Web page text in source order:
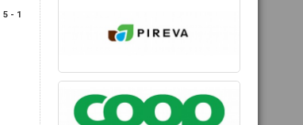
5 - 1